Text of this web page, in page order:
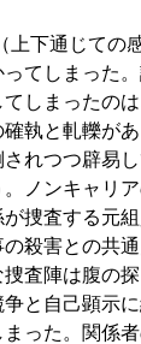
（上下通じての
ってしまった
てしまったの
執と軋轢が
れつつ辟易
。ノンキャリ
捜査する元
の殺害との共
査陣は腹の
と自己顕示
った。関係